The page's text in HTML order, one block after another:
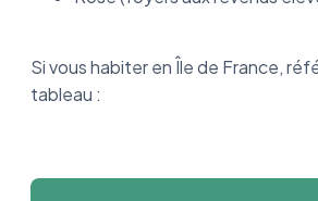
Si vous habiter en Île de France,
tableau :